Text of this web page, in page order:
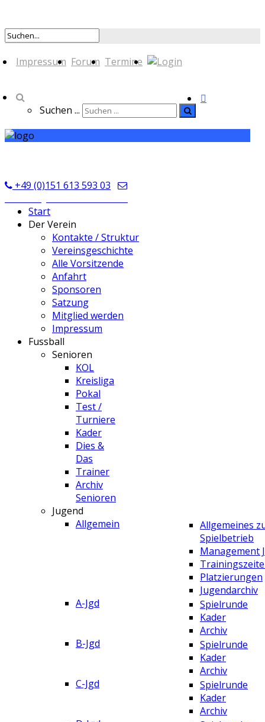
Impressum Forum Termine
Suchen ...
+49 (0)151 613 593 03
Start
Der Verein
Kontakte / Struktur
Vereinsgeschichte
Alle Vorsitzende
Anfahrt
Sponsoren
Satzung
Mitglied werden
Impressum
Fussball
Senioren
KOL
Kreisliga
Pokal
Test /
Turniere
Kader
Dies &
Das
Trainer
Archiv
Senioren
Jugend
Allgemein
Allgemeines
Spielbetrieb
Management
Platzierungen
Jugendarchiv
A-Jgd
Spielrunde
Kader
Archiv
B-Jgd
Spielrunde
Kader
Archiv
C-Jgd
Spielrunde
Kader
Archiv